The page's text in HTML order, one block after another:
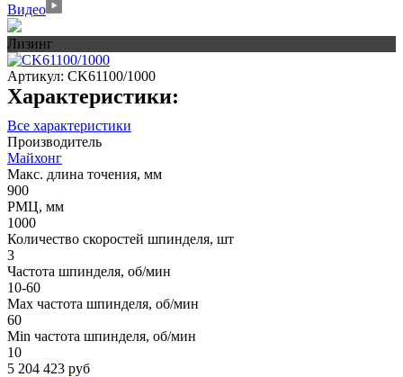
Видео
Лизинг
Артикул: CK61100/1000
Характеристики:
Все характеристики
Производитель
Майхонг
Макс. длина точения, мм
900
РМЦ, мм
1000
Количество скоростей шпинделя, шт
3
Частота шпинделя, об/мин
10-60
Max частота шпинделя, об/мин
60
Min частота шпинделя, об/мин
10
5 204 423 руб